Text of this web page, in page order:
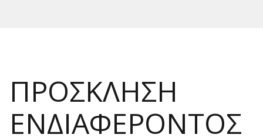
ΠΡΟΣΚΛΗΣΗ
ΕΝΔΙΑΦΕΡΟΝΤΟΣ